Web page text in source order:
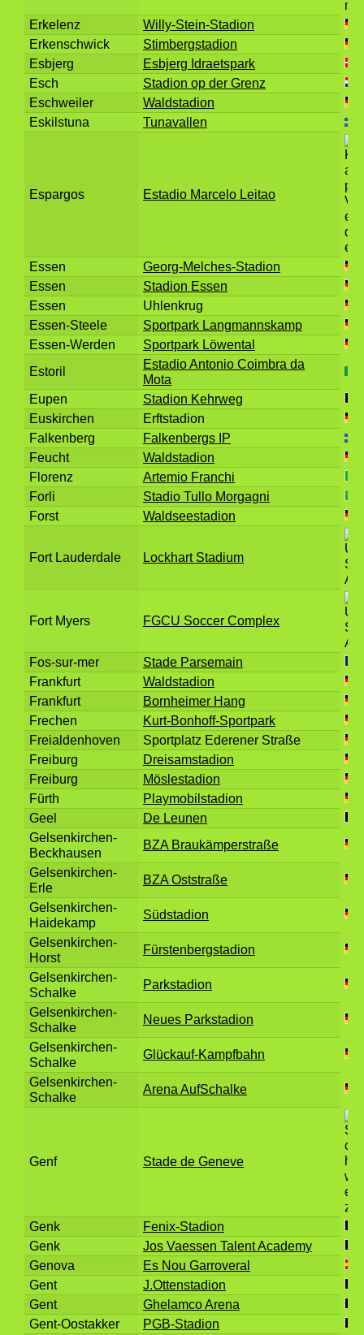
Erkelenz
Willy-Stein-Stadion
Erkenschwick
Stimbergstadion
Esbjerg
Esbjerg Idraetspark
Esch
Stadion op der Grenz
Eschweiler
Waldstadion
Eskilstuna
Tunavallen
Espargos Estadio Marcelo Leitao
Essen
Georg-Melches-Stadion
Essen
Stadion Essen
Essen
Uhlenkrug
Essen-Steele
Sportpark Langmannskamp
Essen-Werden
Sportpark Löwental
Estoril
Estadio Antonio Coimbra da
Mota
Eupen
Stadion Kehrweg
Euskirchen
Erftstadion
Falkenberg
Falkenbergs IP
Feucht
Waldstadion
Florenz
Artemio Franchi
Forli
Stadio Tullo Morgagni
Forst
Waldseestadion
Fort Lauderdale Lockhart Stadium
Fort Myers FGCU Soccer Complex
Fos-sur-mer
Stade Parsemain
Frankfurt
Waldstadion
Frankfurt
Bornheimer Hang
Frechen
Kurt-Bonhoff-Sportpark
Freialdenhoven
Sportplatz Ederener Straße
Freiburg
Dreisamstadion
Freiburg
Möslestadion
Fürth
Playmobilstadion
Geel
De Leunen
Gelsenkirchen-
Beckhausen
BZA Braukämperstraße
Gelsenkirchen-
Erle
BZA Oststraße
Gelsenkirchen-
Haidekamp
Südstadion
Gelsenkirchen-
Horst
Fürstenbergstadion
Gelsenkirchen-
Schalke
Parkstadion
Gelsenkirchen-
Schalke
Neues Parkstadion
Gelsenkirchen-
Schalke
Glückauf-Kampfbahn
Gelsenkirchen-
Schalke
Arena AufSchalke
Genf Stade de Geneve
Genk
Fenix-Stadion
Genk
Jos Vaessen Talent Academy
Genova
Es Nou Garroveral
Gent
J.Ottenstadion
Gent
Ghelamco Arena
Gent-Oostakker
PGB-Stadion